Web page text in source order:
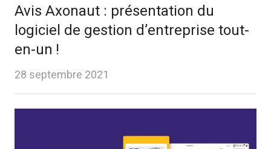
Avis Axonaut : présentation du
logiciel de gestion d’entreprise tout-
en-un !
28 septembre 2021